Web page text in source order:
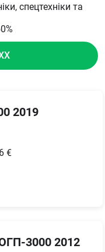
2019
€
3000 2012
спецтехніки та